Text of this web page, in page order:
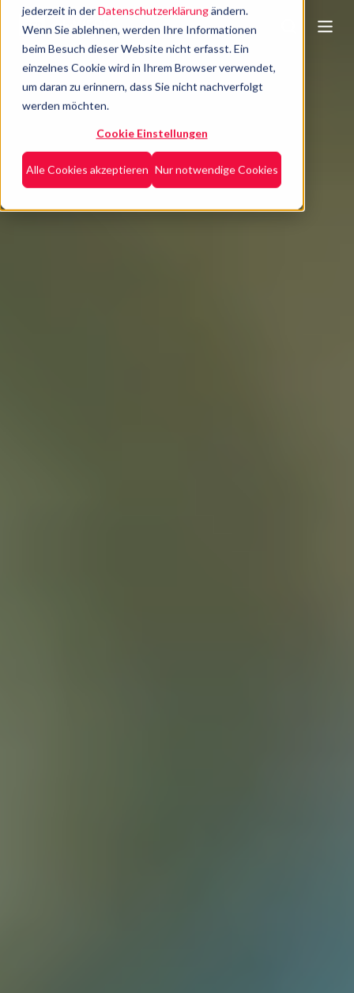
jederzeit in derDatenschutzerklärungändern.
Wenn Sie ablehnen, werden Ihre Informationen
beim Besuch dieser Website nicht erfasst. Ein
einzelnes Cookie wird in Ihrem Browser verwendet,
um daran zu erinnern, dass Sie nicht nachverfolgt
werden möchten.
Cookie Einstellungen
Alle Cookies akzeptieren Nur notwendige Cookies